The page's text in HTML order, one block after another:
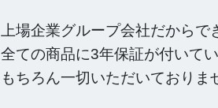
上場企業グループ会社だからで
全ての商品に3年保証が付いて
もちろん一切いただいておりま